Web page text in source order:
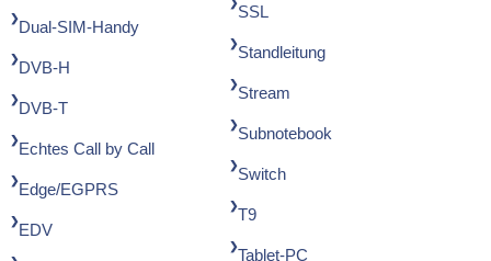
Dual-SIM-Handy
DVB-H
DVB-T
Echtes Call by Call
Edge/EGPRS
EDV
SSL
Standleitung
Stream
Subnotebook
Switch
T9
Tablet-PC